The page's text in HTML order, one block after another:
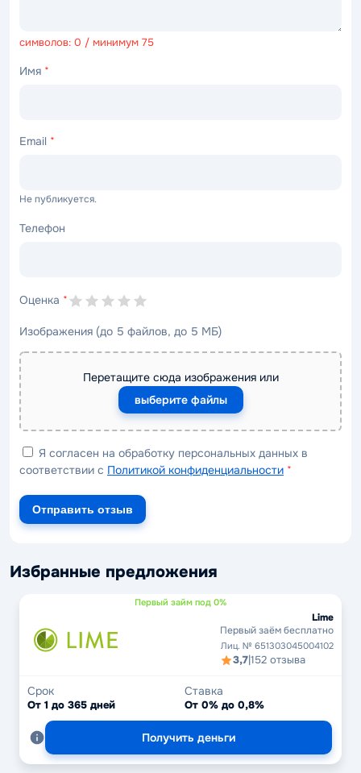
символов: 0 / минимум 75
Имя *
Email *
Не публикуется.
Телефон
Оценка *
Изображения (до 5 файлов, до 5 МБ)
Перетащите сюда изображения или
выберите файлы
Я согласен на обработку персональных данных в
соответствии с Политикой конфиденциальности *
Отправить отзыв
Избранные предложения
Первый займ под 0%
Lime
Первый заём бесплатно
Лиц. № 651303045004102
3,7|152 отзыва
Срок
От 1 до 365 дней
Ставка
От 0% до 0,8%
Получить деньги